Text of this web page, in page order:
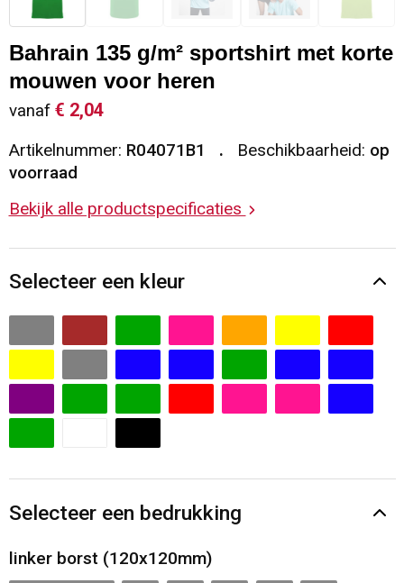
Sleutelhangers en Lanyards
Snoepgoed
Spellen voor binnen en buiten
Sport
Veiligheid, Auto en Fiets
Waterflesjes
Vesten
Gilets
Blazers
Restauranttextiel
Reflecterende vesten
Hoofdbescherming
Reflecterende polo's
Handschoenen en Sjaals
Oog- en gelaatsbescherming
Gilets
Kledingaccessoires
Bahrain 135 g/m² sportshirt met korte
mouwen voor heren
vanaf € 2,04
Artikelnummer: R04071B1 Beschikbaarheid: op
voorraad
Bekijk alle productspecificaties
Selecteer een kleur
Selecteer een bedrukking
linker borst (120x120mm)